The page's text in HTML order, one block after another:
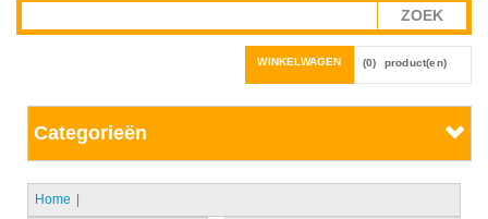
WINKELWAGEN (0) product(en)
Categorieën
Home